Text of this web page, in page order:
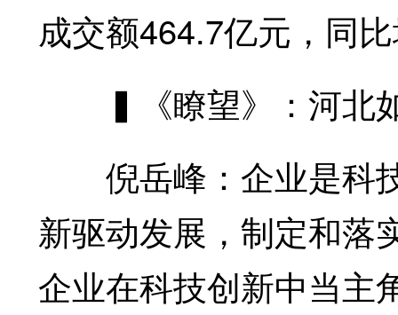
成交额464.7亿元，同
▍《瞭望》：河北如
倪岳峰：企业是科
新驱动发展，制定和落
企业在科技创新中当主